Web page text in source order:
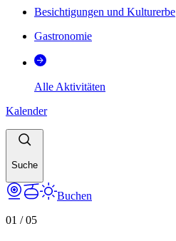
Besichtigungen und Kulturerbe
Gastronomie
Alle Aktivitäten
Kalender
Suche
Buchen
01 /05